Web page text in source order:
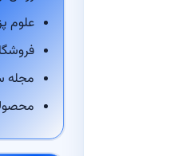
علوم
مجله